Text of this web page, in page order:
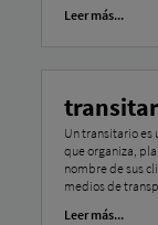
Leer más...
Un transitario es
que organiza,
nombre de sus
medios de
Leer más...